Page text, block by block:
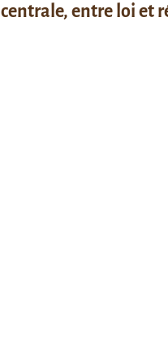
centrale, entre loi et